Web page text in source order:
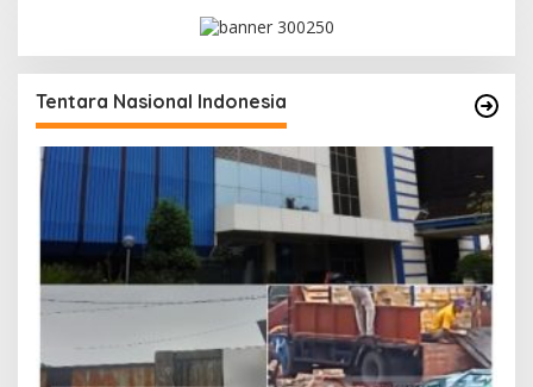
Tentara Nasional Indonesia